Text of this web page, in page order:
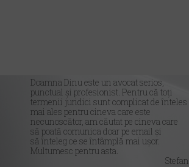
Doamna Dinu este un avocat serios,
punctual și profesionist. Pentru că toți
termenii juridici sunt complicat de înteles
mai ales pentru cineva care este
necunoscător, am căutat pe cineva care
să poată comunica doar pe email și
să înteleg ce se întâmplă mai ușor.
Multumesc pentru asta.
Stefan